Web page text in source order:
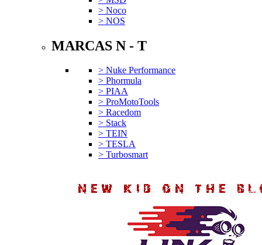
> Noco
> NOS
MARCAS N - T
> Nuke Performance
> Phormula
> PIAA
> ProMotoTools
> Racedom
> Stack
> TEIN
> TESLA
> Turbosmart